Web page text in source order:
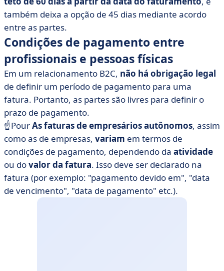
também deixa a opção de 45 dias mediante acordo
entre as partes.
Condições de pagamento entre
profissionais e pessoas físicas
Em um relacionamento B2C, não há obrigação legal
de definir um período de pagamento para uma
fatura. Portanto, as partes são livres para definir o
prazo de pagamento.
☝️PourAs faturas de empresários autônomos, assim
como as de empresas, variam em termos de
condições de pagamento, dependendo da atividade
ou dovalor da fatura. Isso deve ser declarado na
fatura (por exemplo: "pagamento devido em", "data
de vencimento", "data de pagamento" etc.).